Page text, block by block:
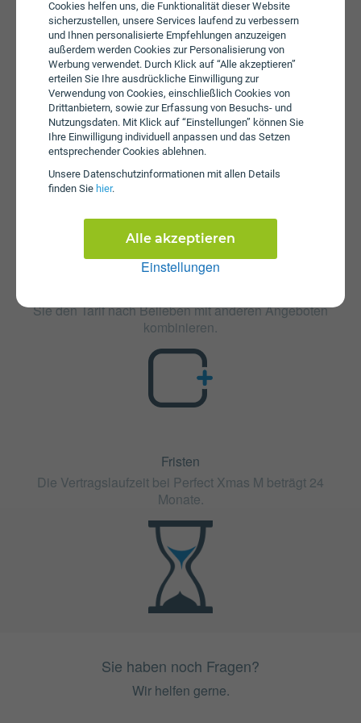
Cookies helfen uns, die Funktionalität dieser Website
sicherzustellen, unsere Services laufend zu verbessern
und Ihnen personalisierte Empfehlungen anzuzeigen
außerdem werden Cookies zur Personalisierung von
Werbung verwendet. Durch Klick auf “Alle akzeptieren”
erteilen Sie Ihre ausdrückliche Einwilligung zur
Verwendung von Cookies, einschließlich Cookies von
Drittanbietern, sowie zur Erfassung von Besuchs- und
Nutzungsdaten. Mit Klick auf “Einstellungen” können Sie
Ihre Einwilligung individuell anpassen und das Setzen
entsprechender Cookies ablehnen.
Unsere Daten­schutz­informationen mit allen Details
finden Sie hier.
Einstellungen
Alle akzeptieren
SMS an. Wenn das inkludierte Datenvolumen
aufgebraucht ist muss ein zusätzliches Datenpaket von
Drei hinzugenommen werden, um wieder mobilen Zugriff
auf das Internet zu haben. Zusätzlich fällt beim Perfect
Xmas M eine Aktivierungsgebühr in Höhe von € 69,90 an.
Die jährliche Servicepauschale beträgt € 27.
Zusatzpakete
Perfect Xmas M ist mit verschiedenen Zusatzangeboten
erweiterbar. Mehr über kombinierbare Zusatzprodukte
Sie den Tarif nach Belieben mit anderen Angeboten
kombinieren.
Fristen
Die Vertragslaufzeit bei Perfect Xmas M beträgt 24
Monate.
Sie haben noch Fragen?
Wir helfen gerne.